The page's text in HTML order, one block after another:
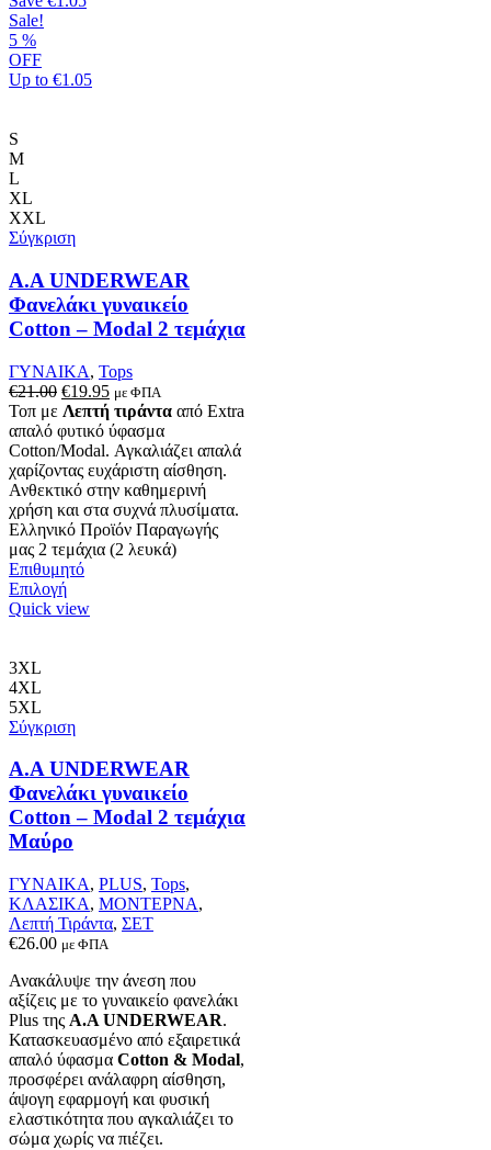
Sale!
5 %
OFF
Up to €1.05
S
M
L
XL
XXL
Σύγκριση
Α.A UNDERWEAR
Φανελάκι γυναικείο
Cotton – Modal 2 τεμάχια
ΓΥΝΑΙΚΑ, Tops
€21.00 Original
price
was:
€21.00.
€19.95Η
τρέχουσα
τιμή
είναι:
€19.95.
με ΦΠΑ
Τοπ με Λεπτή τιράντα από Extra
απαλό φυτικό ύφασμα
Cotton/Modal. Αγκαλιάζει απαλά
χαρίζοντας ευχάριστη αίσθηση.
Ανθεκτικό στην καθημερινή
χρήση και στα συχνά πλυσίματα.
Ελληνικό Προϊόν Παραγωγής
μας 2 τεμάχια (2 λευκά)
Επιθυμητό
ΕπιλογήΑυτό
το
επιλογές
να
επιλεγούν
στη
σελίδα
του
Quick view
3XL
4XL
5XL
Σύγκριση
Α.A UNDERWEAR
Φανελάκι γυναικείο
Cotton – Modal 2 τεμάχια
Μαύρο
ΓΥΝΑΙΚΑ, PLUS, Tops,
ΚΛΑΣΙΚΑ, ΜΟΝΤΕΡΝΑ,
Λεπτή Τιράντα, ΣΕΤ
€26.00 με ΦΠΑ
Ανακάλυψε την άνεση που
αξίζεις με το γυναικείο φανελάκι
Plus της Α.Α UNDERWEAR.
Κατασκευασμένο από εξαιρετικά
απαλό ύφασμα Cotton & Modal,
προσφέρει ανάλαφρη αίσθηση,
άψογη εφαρμογή και φυσική
ελαστικότητα που αγκαλιάζει το
σώμα χωρίς να πιέζει.